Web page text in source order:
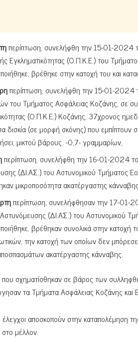
περίπτωση, συνελήφθη την 15-01-2024
Εγκληματικότητας (Ο.Π.Κ.Ε.) του
βρέθηκε στην κατοχή του και
περίπτωση, συνελήφθη την 15-01-2024
του Τμήματος Ασφάλειας Κοζάνης, σε
(Ο.Π.Κ.Ε.) Κοζάνης, 37χρονος
δισκία (σε μορφή σκόνης) που
μικτού βάρους -0,7- γραμμαρίων,
περίπτωση, συνελήφθη την 16-01-2024
(ΔΙ.ΑΣ.) του Αστυνομικού Τμήματος
μικροποσότητα ακατέργαστης
περίπτωση, συνελήφθησαν την 17-01-
(ΔΙ.ΑΣ.) του Αστυνομικού
βρέθηκαν συνολικά στην κατοχή
την κατοχή των οποίων δεν
ακατέργαστης κάνναβης.
που σχηματίσθηκαν σε βάρος των
τα Τμήματα Ασφάλειας Κοζάνης και
έλεγχοι αποσκοπούν στην καταπολέμηση
μέλλον.